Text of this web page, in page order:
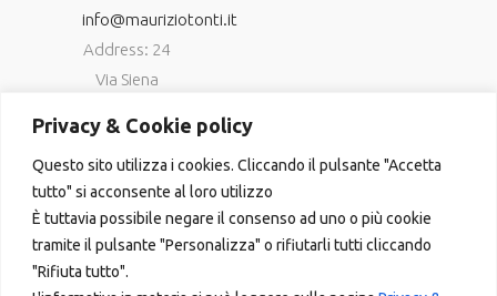
Privacy & Cookie policy
Questo sito utilizza i cookies. Cliccando il pulsante "Accetta
tutto" si acconsente al loro utilizzo
È tuttavia possibile negare il consenso ad uno o più cookie
tramite il pulsante "Personalizza" o rifiutarli tutti cliccando
"Rifiuta tutto".
info@mauriziotonti.it
Address: 24
Via Siena
Foligno (Pg)
P.IVA
03800870549